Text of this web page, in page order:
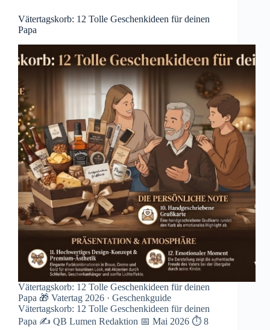
Vätertagskorb: 12 Tolle Geschenkideen für deinen
Papa
Vätertagskorb: 12 Tolle Geschenkideen für deinen
Papa 🎁 Vatertag 2026 · Geschenkguide
Vätertagskorb: 12 Tolle Geschenkideen für deinen
Papa ✍ QB Lumen Redaktion 📅 Mai 2026 ⏱ 8